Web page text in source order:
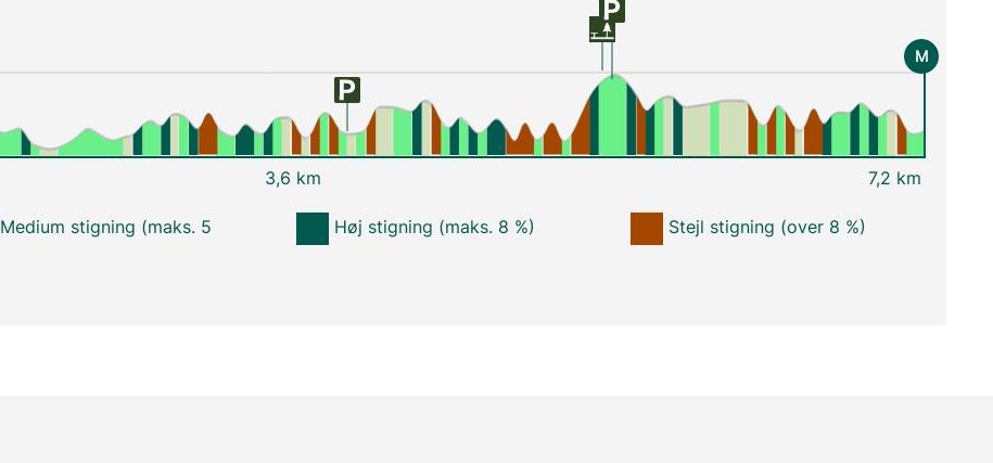
M
3,6 km 7,2 km
Medium stigning (maks. 5
Høj stigning (maks. 8 %) Stejl stigning (over 8 %)